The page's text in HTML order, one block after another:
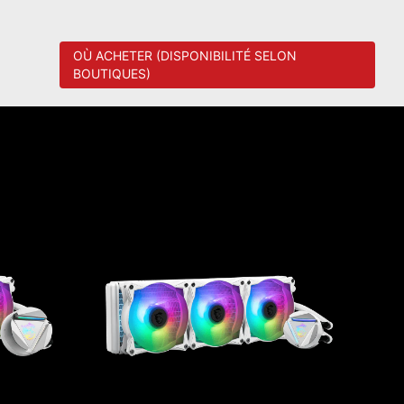
OÙ ACHETER (DISPONIBILITÉ SELON
BOUTIQUES)